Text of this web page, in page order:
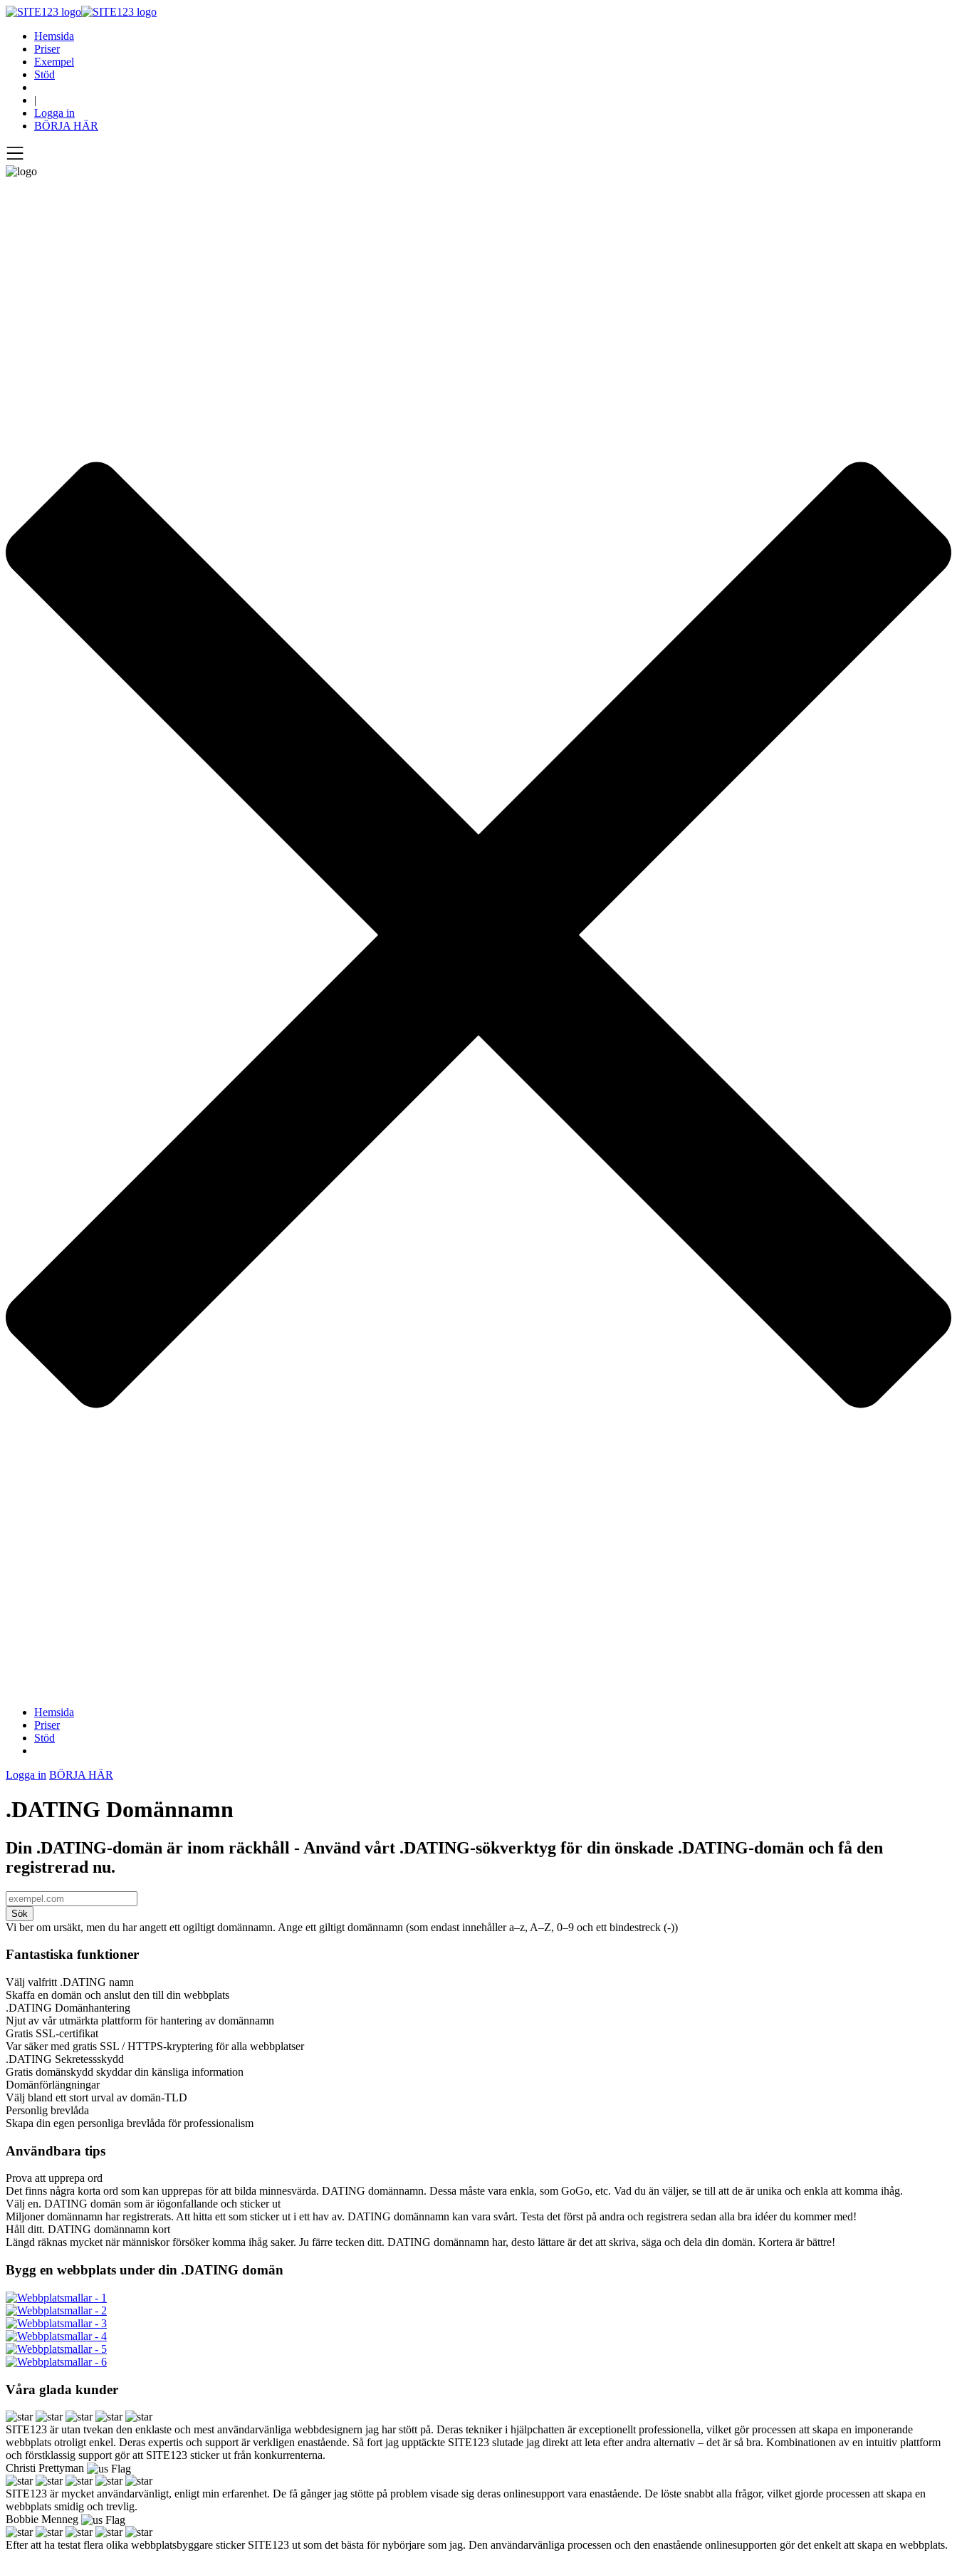
Hemsida
Priser
Exempel
Stöd
|
Logga in
BÖRJA HÄR
Hemsida
Priser
Stöd
Logga in BÖRJA HÄR
.DATING Domännamn
Din .DATING-domän är inom räckhåll - Använd vårt .DATING-sökverktyg för din önskade .DATING-domän och få den
registrerad nu.
Sök
Vi ber om ursäkt, men du har angett ett ogiltigt domännamn. Ange ett giltigt domännamn (som endast innehåller a–z, A–Z, 0–9 och ett bindestreck (-))
Fantastiska funktioner
Välj valfritt .DATING namn
Skaffa en domän och anslut den till din webbplats
.DATING Domänhantering
Njut av vår utmärkta plattform för hantering av domännamn
Gratis SSL-certifikat
Var säker med gratis SSL / HTTPS-kryptering för alla webbplatser
.DATING Sekretessskydd
Gratis domänskydd skyddar din känsliga information
Domänförlängningar
Välj bland ett stort urval av domän-TLD
Personlig brevlåda
Skapa din egen personliga brevlåda för professionalism
Användbara tips
Prova att upprepa ord
Det finns några korta ord som kan upprepas för att bilda minnesvärda. DATING domännamn. Dessa måste vara enkla, som GoGo, etc. Vad du än väljer, se till att de är unika och enkla att komma ihåg.
Välj en. DATING domän som är iögonfallande och sticker ut
Miljoner domännamn har registrerats. Att hitta ett som sticker ut i ett hav av. DATING domännamn kan vara svårt. Testa det först på andra och registrera sedan alla bra idéer du kommer med!
Håll ditt. DATING domännamn kort
Längd räknas mycket när människor försöker komma ihåg saker. Ju färre tecken ditt. DATING domännamn har, desto lättare är det att skriva, säga och dela din domän. Kortera är bättre!
Bygg en webbplats under din .DATING domän
Våra glada kunder
SITE123 är utan tvekan den enklaste och mest användarvänliga webbdesignern jag har stött på. Deras tekniker i hjälpchatten är exceptionellt professionella, vilket gör processen att skapa en imponerande
webbplats otroligt enkel. Deras expertis och support är verkligen enastående. Så fort jag upptäckte SITE123 slutade jag direkt att leta efter andra alternativ – det är så bra. Kombinationen av en intuitiv plattform
och förstklassig support gör att SITE123 sticker ut från konkurrenterna.
Christi Prettyman
SITE123 är mycket användarvänligt, enligt min erfarenhet. De få gånger jag stötte på problem visade sig deras onlinesupport vara enastående. De löste snabbt alla frågor, vilket gjorde processen att skapa en
webbplats smidig och trevlig.
Bobbie Menneg
Efter att ha testat flera olika webbplatsbyggare sticker SITE123 ut som det bästa för nybörjare som jag. Den användarvänliga processen och den enastående onlinesupporten gör det enkelt att skapa en webbplats.